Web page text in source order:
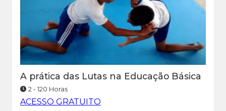
A prática das Lutas na Educação Básica
2 - 120 Horas
ACESSO GRATUITO